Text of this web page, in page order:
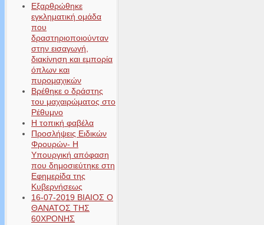
Εξαρθρώθηκε
εγκληματική ομάδα
που
δραστηριοποιούνταν
στην εισαγωγή,
διακίνηση και εμπορία
όπλων και
πυρομαχικών
Βρέθηκε ο δράστης
του μαχαιρώματος στο
Ρέθυμνο
Η τοπική φαβέλα
Προσλήψεις Ειδικών
Φρουρών- Η
Υπουργική απόφαση
που δημοσιεύτηκε στη
Εφημερίδα της
Κυβερνήσεως
16-07-2019 ΒΙΑΙΟΣ Ο
ΘΑΝΑΤΟΣ ΤΗΣ
60ΧΡΟΝΗΣ